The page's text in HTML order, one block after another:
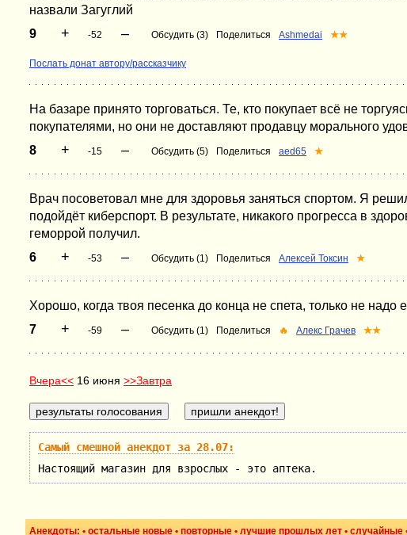
назвали Загуглий
9
+ -52 – Обсудить (3) Поделиться Ashmedai ★★
Послать донат автору/рассказчику
На базаре принято торговаться. Те, кто покупает всё не
покупателями, но они не доставляют продавцу морального
8
+ -15 – Обсудить (5) Поделиться aed65 ★
Врач посоветовал мне для здоровья заняться спортом. Я
подойдёт киберспорт. В результате, никакого прогресса в
геморрой получил.
6
+ -53 – Обсудить (1) Поделиться Алексей Токсин ★
Хорошо, когда твоя песенка до конца не спета, только не надо
7
+ -59 – Обсудить (1) Поделиться 🔥 Алекс Грачев ★★
Вчера<< 16 июня >>Завтра
Самый смешной анекдот за 28.07:
Настоящий магазин для взрослых - это аптека.
Анекдоты: • остальные новые • повторные • лучшие прошлых лет • случайные